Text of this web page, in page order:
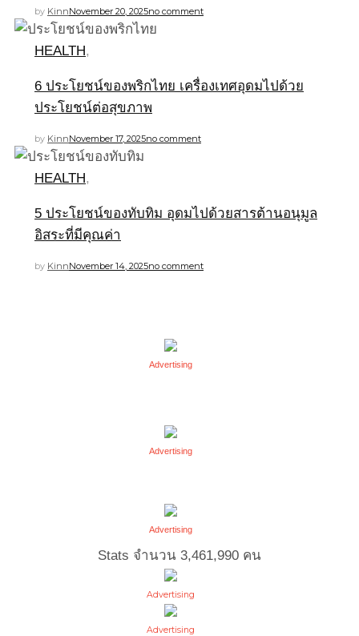
by KinnNovember 20, 2025no comment
HEALTH,
6 ประโยชน์ของพริกไทย เครื่องเทศอุดมไปด้วย
ประโยชน์ต่อสุขภาพ
by KinnNovember 17, 2025no comment
HEALTH,
5 ประโยชน์ของทับทิม อุดมไปด้วยสารต้านอนุมูล
อิสระที่มีคุณค่า
by KinnNovember 14, 2025no comment
Advertising
Advertising
Advertising
Stats จำนวน 3,461,990 คน
Advertising
Advertising